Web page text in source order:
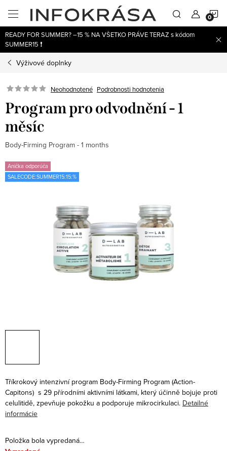
obsah
READY FOR SUMMER? –15 % NA VŠETKO PRÁVE TERAZ s kódom
SUMMER15 ❗
Výživové doplnky
Neohodnotené Podrobnosti hodnotenia
Program pro odvodnění - 1
měsíc
Body-Firming Program - 1 months
Anička odporúča
SALECODE:SUMMER15:15:%
Tříkrokový intenzivní program Body-Firming Program (Action-
Capitons) s 29 přírodními aktivními látkami, který účinně bojuje proti
celulitidě, zpevňuje pokožku a podporuje mikrocirkulaci. Detailné
informácie
Položka bola vypredaná…